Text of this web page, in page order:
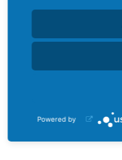
auratec GmbH
73433 Aalen - Wasseralfingen
Powered by